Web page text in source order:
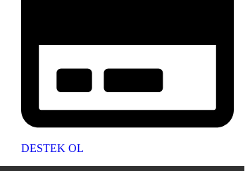
DESTEK OL